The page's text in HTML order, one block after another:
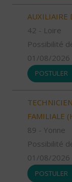
AUXILIAIRE
42 - Loire
Possibilité
01/08/2026
POSTULER
FAMILIALE
89 - Yonne
Possibilité
01/08/2026
POSTULER